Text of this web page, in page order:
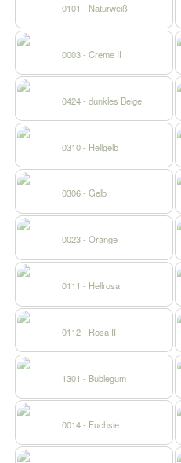
0101 - Naturweiß
0003 - Creme II
0424 - dunkles Beige
0310 - Hellgelb
0306 - Gelb
0023 - Orange
0111 - Hellrosa
0112 - Rosa II
1301 - Bublegum
0014 - Fuchsie